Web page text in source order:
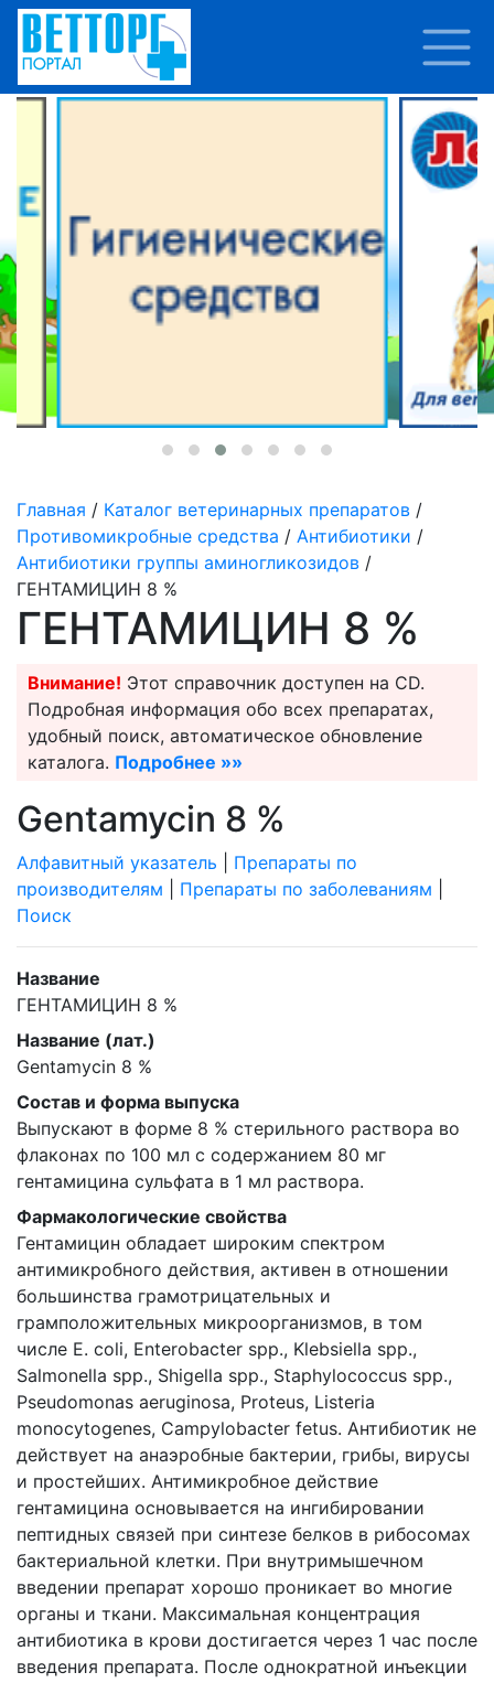
Главная / Каталог ветеринарных препаратов /
Противомикробные средства / Антибиотики /
Антибиотики группы аминогликозидов /
ГЕНТАМИЦИН 8 %
ГЕНТАМИЦИН 8 %
Внимание! Этот справочник доступен на CD.
Подробная информация обо всех препаратах,
удобный поиск, автоматическое обновление
каталога. Подробнее »»
Gentamycin 8 %
Алфавитный указатель
Препараты по
производителям
Препараты по заболеваниям
Поиск
Название
ГЕНТАМИЦИН 8 %
Название (лат.)
Gentamycin 8 %
Состав и форма выпуска
Выпускают в форме 8 % стерильного раствора во
флаконах по 100 мл с содержанием 80 мг
гентамицина сульфата в 1 мл раствора.
Фармакологические свойства
Гентамицин обладает широким спектром
антимикробного действия, активен в отношении
большинства грамотрицательных и
грамположительных микроорганизмов, в том
числе E. coli, Enterobacter spp., Klebsiella spp.,
Salmonella spp., Shigella spp., Staphylococcus spp.,
Pseudomonas aeruginosa, Proteus, Listeria
monocytogenes, Campylobacter fetus. Антибиотик не
действует на анаэробные бактерии, грибы, вирусы
и простейших. Антимикробное действие
гентамицина основывается на ингибировании
пептидных связей при синтезе белков в рибосомах
бактериальной клетки. При внутримышечном
введении препарат хорошо проникает во многие
органы и ткани. Максимальная концентрация
антибиотика в крови достигается через 1 час после
введения препарата. После однократной инъекции